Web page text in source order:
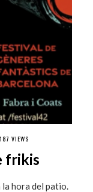
VIEWS
frikis
hora del patio.